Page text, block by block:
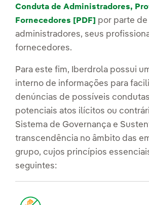
Conduta de Administradores,
Fornecedores [PDF] por parte de
administradores, seus
fornecedores.
Para este fim, Iberdrola possui
interno de informações para
denúncias de possíveis
potenciais atos ilícitos ou
Sistema de Governança e
transcendência no âmbito das
grupo, cujos princípios
seguintes: